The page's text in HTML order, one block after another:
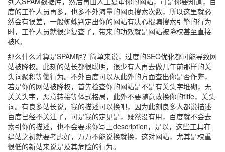
度的工作人员再多，也多不外海量的网页搜索次数，所以这里就必
然会有误差，一般蜘蛛判定出你的网站有决心棍骗搜索引擎的行为
时，工作人员就很少复查了，带来的功效就是网站被降权甚至直接
被K。
那么什么才算是SPAM呢？简单来说，过度的SEO优化都可能导致网
站被降权。此刻的站长都很聪明，很少有人再去做几年前那样的关
头词聚积等傻行为。不外百度可以从此外的方面查出你是否作弊，
若是你的网站被降权，首先检查你的网站是不是有关头字堆砌，无
关关头字，恶意转接等体式格局，此外不要随意改换你的title，关头
词。有良多站长说，我的描述可以换吧，因为此刻良多人都说描述
百度已经不关注了，可是我的定见是，既然没有用，百度就不会去
索引你的描述，也不会要求你写上description，是以，这些工具在
建站之初就要考虑好，万万不能说换就换，这对网站，尤其是权重
很低的新站来说是及其危险的行为。